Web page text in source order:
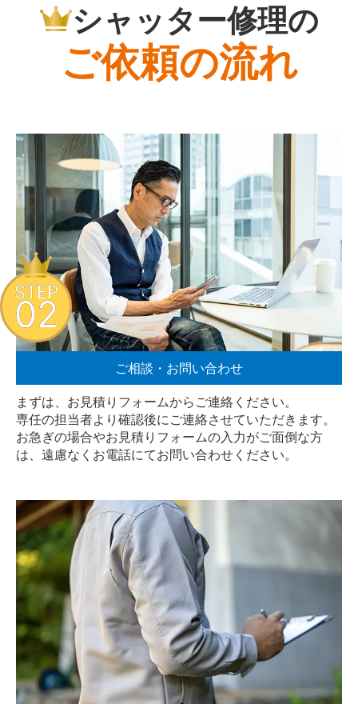
シャッター修理の
ご依頼の流れ
ご相談・お問い合わせ
まずは、お見積りフォームからご連絡ください。
専任の担当者より確認後にご連絡させていただきます。
お急ぎの場合やお見積りフォームの入力がご面倒な方
は、遠慮なく お電話にてお問い合わせください。
STEP
02